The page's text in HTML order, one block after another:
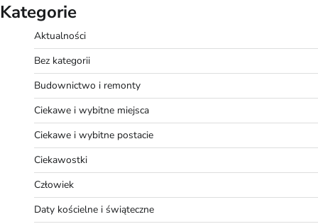
Kategorie
Aktualności
Bez kategorii
Budownictwo i remonty
Ciekawe i wybitne miejsca
Ciekawe i wybitne postacie
Ciekawostki
Człowiek
Daty kościelne i świąteczne